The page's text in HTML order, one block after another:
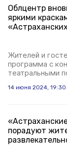
Облцентр
яркими
Жителей и
программа с
театральными
14 июня 2024, 19:30
порадуют